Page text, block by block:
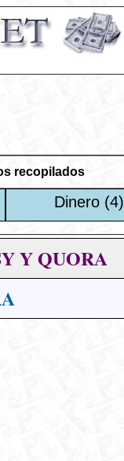
recopilados
Dinero (4)
Y QUORA